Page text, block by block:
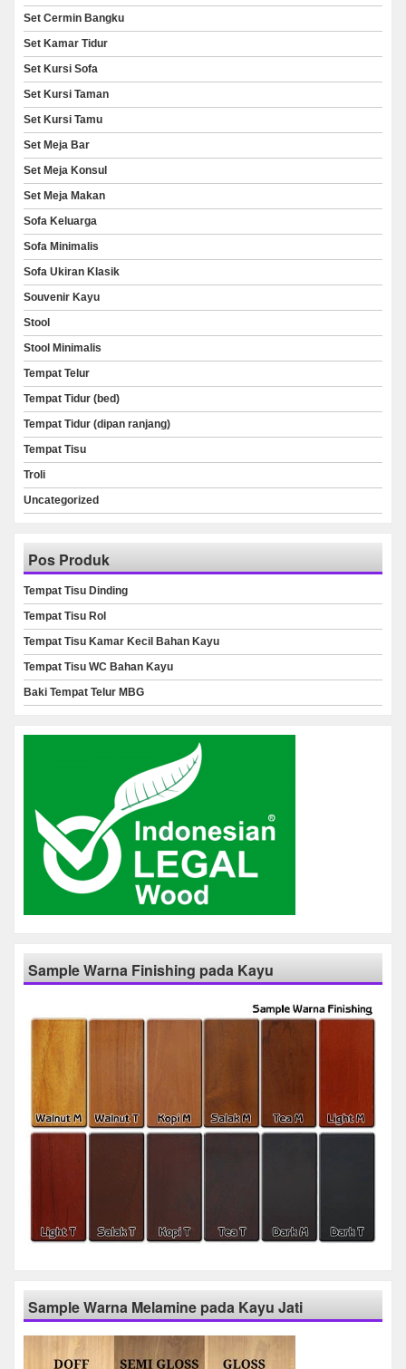
Set Cermin Bangku
Set Kamar Tidur
Set Kursi Sofa
Set Kursi Taman
Set Kursi Tamu
Set Meja Bar
Set Meja Konsul
Set Meja Makan
Sofa Keluarga
Sofa Minimalis
Sofa Ukiran Klasik
Souvenir Kayu
Stool
Stool Minimalis
Tempat Telur
Tempat Tidur (bed)
Tempat Tidur (dipan ranjang)
Tempat Tisu
Troli
Uncategorized
Pos Produk
Tempat Tisu Dinding
Tempat Tisu Rol
Tempat Tisu Kamar Kecil Bahan Kayu
Tempat Tisu WC Bahan Kayu
Baki Tempat Telur MBG
Sample Warna Finishing pada Kayu
Sample Warna Melamine pada Kayu Jati